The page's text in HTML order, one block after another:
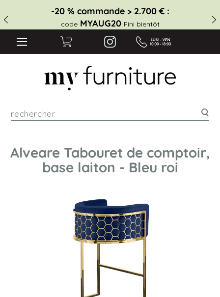
-20 % commande > 2.700 € :
code MYAUG20 Fini bientôt
Alveare Tabouret de comptoir,
base laiton - Bleu roi